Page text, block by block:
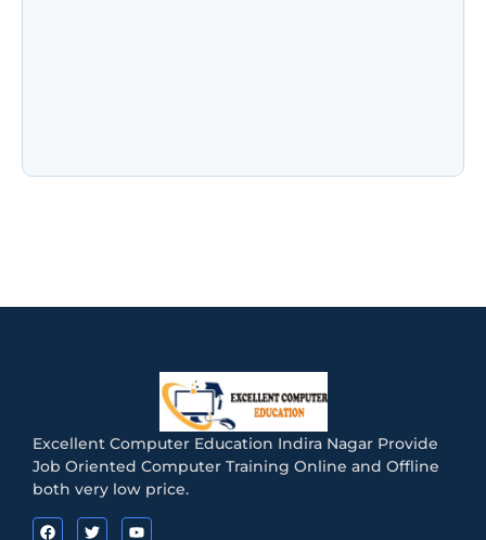
Excellent Computer Education Indira Nagar Provide
Job Oriented Computer Training Online and Offline
both very low price.